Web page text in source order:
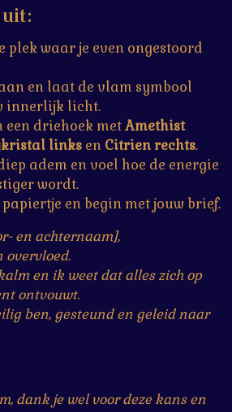
plek waar je even ongestoord
en laat de vlam symbool
innerlijk licht.
een driehoek metAmethist
linksen Citrien rechts.
adem en voel hoe de energie
wordt.
en begin met jouw brief.
en achternaam],
overvloed.
en ik weet dat alles zich op
ontvouwt.
ben, gesteund en geleid naar
dank je wel voor deze kans en